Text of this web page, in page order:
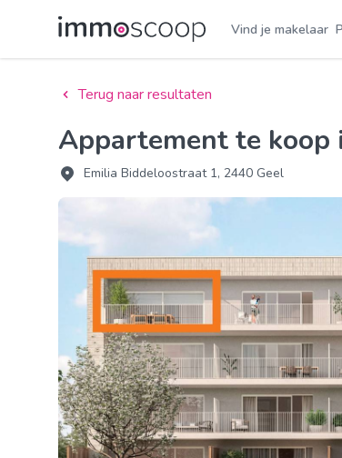
Vind je makelaar
Terug naar resultaten
Appartement te
Emilia Biddeloostraat 1, 2440 Geel